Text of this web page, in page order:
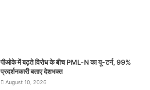
पीओके में बढ़ते विरोध के बीच PML-N का यू-टर्न, 99%
प्रदर्शनकारी बताए देशभक्त
August 10, 2026